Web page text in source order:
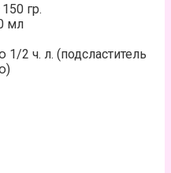
гр.
мл
2 ч. л. (подсластитель